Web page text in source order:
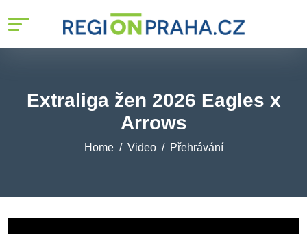
Extraliga žen 2026 Eagles x
Arrows
Home Video Přehrávání